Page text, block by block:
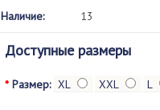
Наличие:
13
Доступные размеры
* Размер: XL XXL L